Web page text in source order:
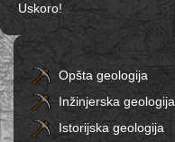
Uskoro!
Opšta geologija
Inžinjerska geologija
Istorijska geologija